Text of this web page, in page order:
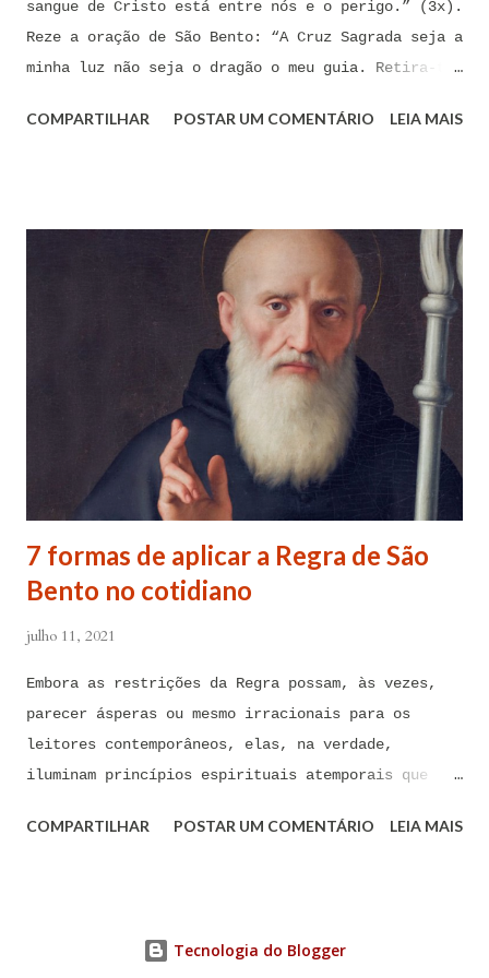
sangue de Cristo está entre nós e o perigo.” (3x).
Reze a oração de São Bento: “A Cruz Sagrada seja a
minha luz não seja o dragão o meu guia. Retira-te
que me ofereces, bebe tu mesmo o teu veneno.” Reze
Aleluia!” Proclame com fé e autoridade: “O Senhor
te confunda satã, confunda-te o Senhor.” (Zacarias
3,2) Reze: Ave Maria cheia de Graça... Oração: Eu
(diga seu nome completo), neste momento, coloco-me
na presença de meu Senhor, Rei e Salvador Jesus
Cristo, sob os cuidados e a intercessão de minha
Mãe Santíssima e Mãe do meu Senhor, a Virgem
Maria, debaixo da poderosa proteção de São Miguel
Arcanjo e do meu Anjo da Guarda, para combater
contra todas as forças do mal, ações, ataques,
contaminações, armadilhas, en...
COMPARTILHAR POSTAR UM COMENTÁRIO LEIA MAIS
7 formas de aplicar a Regra de São
Bento no cotidiano
julho 11, 2021
Embora as restrições da Regra possam, às vezes,
parecer ásperas ou mesmo irracionais para os
leitores contemporâneos, elas, na verdade,
iluminam princípios espirituais atemporais que
São Bento foi composta há mais de 1.500 anos por
irracionais para os leitores contemporâneos, elas,
COMPARTILHAR POSTAR UM COMENTÁRIO LEIA MAIS
Tecnologia do Blogger